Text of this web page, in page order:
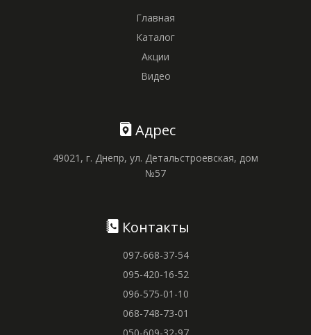
Главная
Каталог
Акции
Видео
Адрес
49021, г. Днепр, ул. Детальстроевская, дом
№57
Контакты
097-668-37-54
095-420-16-52
096-575-01-10
068-748-73-01